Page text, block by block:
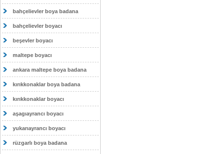
bahçelievler boya badana
bahçelievler boyacı
beşevler boyacı
maltepe boyacı
ankara maltepe boya badana
kırıkkonaklar boya badana
kırıkkonaklar boyacı
aşagıayrancı boyacı
yukarıayrancı boyacı
rüzgarlı boya badana